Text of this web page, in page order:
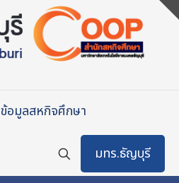
ข้อมูลสหกิจศึกษา
มทร.ธัญบุรี